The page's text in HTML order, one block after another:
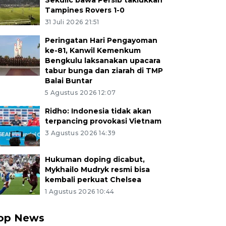
Tampines Rovers 1-0
31 Juli 2026 21:51
Peringatan Hari Pengayoman
ke-81, Kanwil Kemenkum
Bengkulu laksanakan upacara
tabur bunga dan ziarah di TMP
Balai Buntar
5 Agustus 2026 12:07
Ridho: Indonesia tidak akan
terpancing provokasi Vietnam
3 Agustus 2026 14:39
Hukuman doping dicabut,
Mykhailo Mudryk resmi bisa
kembali perkuat Chelsea
1 Agustus 2026 10:44
News